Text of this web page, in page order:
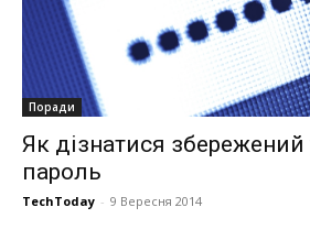
Поради
Як дізнатися збережений
пароль
TechToday - 9 Вересня 2014